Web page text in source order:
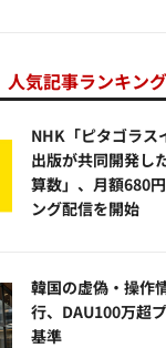
人気記事ランキング
NHK「ピタゴラス
出版が共同開発し
算数」、月額680
ング配信を開始
韓国の虚偽・操作
行、DAU100万超
基準